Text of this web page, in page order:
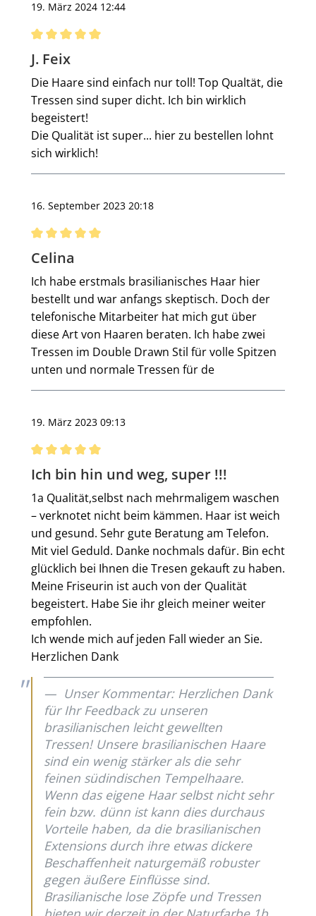
19. März 2024 12:44
Bewertung mit 5 von 5 Sternen
J. Feix
Die Haare sind einfach nur toll! Top Qualtät, die
Tressen sind super dicht. Ich bin wirklich
begeistert!
Die Qualität ist super... hier zu bestellen lohnt
sich wirklich!
16. September 2023 20:18
Bewertung mit 5 von 5 Sternen
Celina
Ich habe erstmals brasilianisches Haar hier
bestellt und war anfangs skeptisch. Doch der
telefonische Mitarbeiter hat mich gut über
diese Art von Haaren beraten. Ich habe zwei
Tressen im Double Drawn Stil für volle Spitzen
unten und normale Tressen für de
19. März 2023 09:13
Bewertung mit 5 von 5 Sternen
Ich bin hin und weg, super !!!
1a Qualität,selbst nach mehrmaligem waschen
– verknotet nicht beim kämmen. Haar ist weich
und gesund. Sehr gute Beratung am Telefon.
Mit viel Geduld. Danke nochmals dafür. Bin echt
glücklich bei Ihnen die Tresen gekauft zu haben.
Meine Friseurin ist auch von der Qualität
begeistert. Habe Sie ihr gleich meiner weiter
empfohlen.
Ich wende mich auf jeden Fall wieder an Sie.
Herzlichen Dank
Unser Kommentar: Herzlichen Dank
für Ihr Feedback zu unseren
brasilianischen leicht gewellten
Tressen! Unsere brasilianischen Haare
sind ein wenig stärker als die sehr
feinen südindischen Tempelhaare.
Wenn das eigene Haar selbst nicht sehr
fein bzw. dünn ist kann dies durchaus
Vorteile haben, da die brasilianischen
Extensions durch ihre etwas dickere
Beschaffenheit naturgemäß robuster
gegen äußere Einflüsse sind.
Brasilianische lose Zöpfe und Tressen